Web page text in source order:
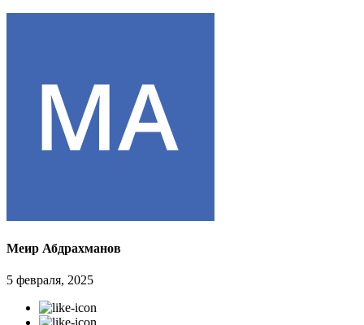
Меир Абдрахманов
5 февраля, 2025